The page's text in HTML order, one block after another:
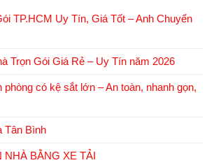
TP.HCM Uy Tín, Giá Tốt – Anh Chuyển
Trọn Gói Giá Rẻ – Uy Tín năm 2026
có kệ sắt lớn – An toàn, nhanh gọn,
Tân Bình
NHÀ BẰNG XE TẢI